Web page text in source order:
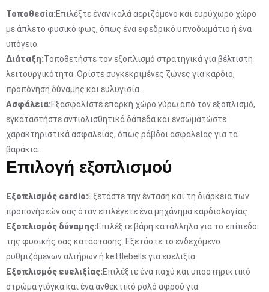
Τοποθεσία:Επιλέξτε έναν καλά αεριζόμενο και ευρύχωρο χώρο
με άπλετο φυσικό φως, όπως ένα εφεδρικό υπνοδωμάτιο ή ένα
υπόγειο.
Διάταξη:Τοποθετήστε τον εξοπλισμό στρατηγικά για βέλτιστη
λειτουργικότητα. Ορίστε συγκεκριμένες ζώνες για καρδιο,
προπόνηση δύναμης και ευλυγισία.
Ασφάλεια:Εξασφαλίστε επαρκή χώρο γύρω από τον εξοπλισμό,
εγκαταστήστε αντιολισθητικά δάπεδα και ενσωματώστε
χαρακτηριστικά ασφαλείας, όπως ράβδοι ασφαλείας για τα
βαράκια.
Επιλογή εξοπλισμού
Εξοπλισμός cardio:Εξετάστε την ένταση και τη διάρκεια των
προπονήσεών σας όταν επιλέγετε ένα μηχάνημα καρδιολογίας.
Εξοπλισμός δύναμης:Επιλέξτε βάρη κατάλληλα για το επίπεδο
της φυσικής σας κατάστασης. Εξετάστε το ενδεχόμενο
ρυθμιζόμενων αλτήρων ή kettlebells για ευελιξία.
Εξοπλισμός ευελιξίας:Επιλέξτε ένα παχύ και υποστηρικτικό
στρώμα γιόγκα και ένα ανθεκτικό ρολό αφρού για